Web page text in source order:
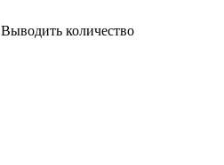
Выводить количество